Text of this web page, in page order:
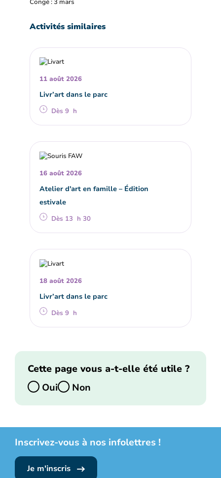
Activités similaires
11 août 2026
Livr’art dans le parc
Dès 9 h
16 août 2026
Atelier d'art en famille – Édition
estivale
Dès 13 h 30
18 août 2026
Livr’art dans le parc
Dès 9 h
Cette page vous a-t-elle été utile ?
Oui
Non
Inscrivez-vous à nos infolettres !
Je m'inscris